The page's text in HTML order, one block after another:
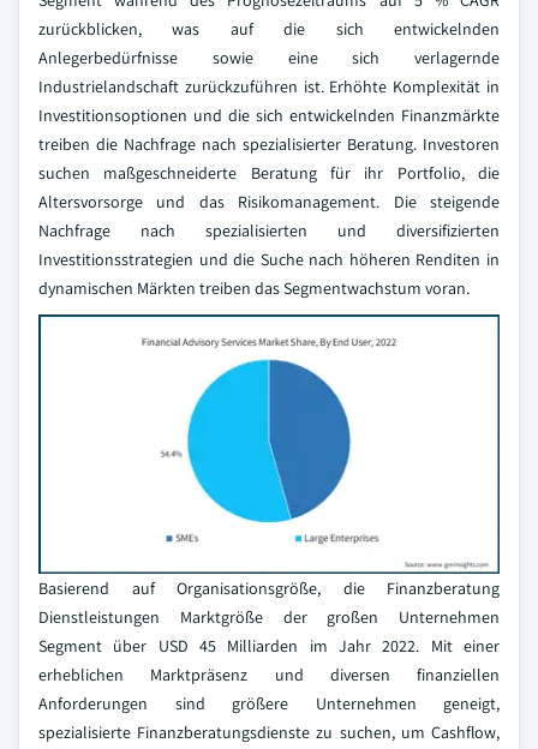
zurückblicken, was auf die sich entwickelnden
Anlegerbedürfnisse sowie eine sich verlagernde
Industrielandschaft zurückzuführen ist. Erhöhte Komplexität in
Investitionsoptionen und die sich entwickelnden Finanzmärkte
treiben die Nachfrage nach spezialisierter Beratung. Investoren
suchen maßgeschneiderte Beratung für ihr Portfolio, die
Altersvorsorge und das Risikomanagement. Die steigende
Nachfrage nach spezialisierten und diversifizierten
Investitionsstrategien und die Suche nach höheren Renditen in
dynamischen Märkten treiben das Segmentwachstum voran.
Basierend auf Organisationsgröße, die Finanzberatung
Dienstleistungen Marktgröße der großen Unternehmen
Segment über USD 45 Milliarden im Jahr 2022. Mit einer
erheblichen Marktpräsenz und diversen finanziellen
Anforderungen sind größere Unternehmen geneigt,
spezialisierte Finanzberatungsdienste zu suchen, um Cashflow,